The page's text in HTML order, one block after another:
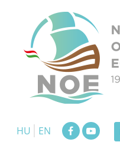
content
HU
EN